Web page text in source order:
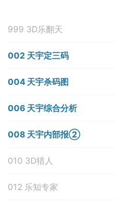
999 3D乐翻天
002 天宇定三码
004 天宇杀码图
006 天宇综合分析
008 天宇内部报②
010 3D猎人
012 乐知专家